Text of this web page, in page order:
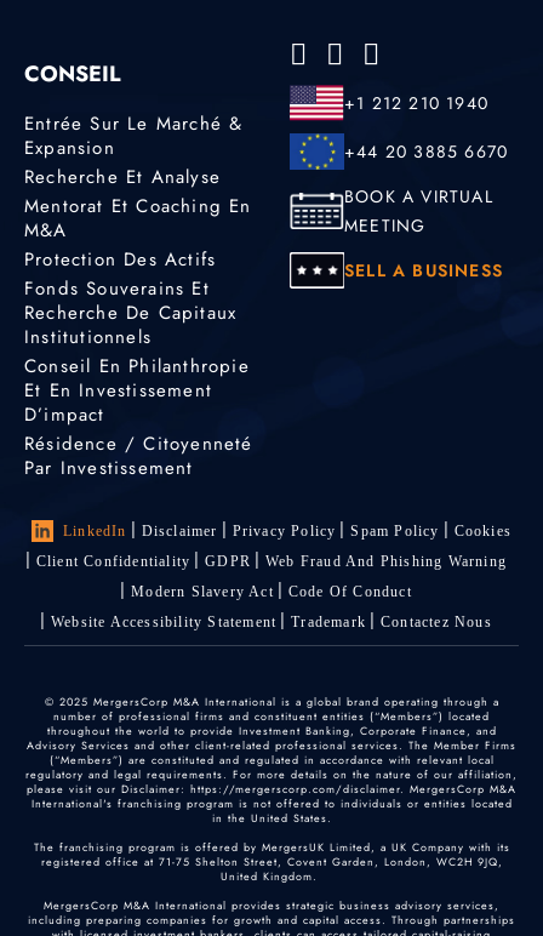
CONSEIL
Entrée Sur Le Marché &
Expansion
Recherche Et Analyse
Mentorat Et Coaching En
M&A
Protection Des Actifs
Fonds Souverains Et
Recherche De Capitaux
Institutionnels
Conseil En Philanthropie
Et En Investissement
D’impact
Résidence / Citoyenneté
Par Investissement
+1 212 210 1940
+44 20 3885 6670
BOOK A VIRTUAL
MEETING
SELL A BUSINESS
LinkedIn Disclaimer Privacy Policy Spam Policy
Cookies
Client Confidentiality
GDPR
Web Fraud And Phishing Warning
Modern Slavery Act
Code Of Conduct
Website Accessibility Statement
Trademark Contactez Nous
© 2025 MergersCorp M&A International is a global brand operating through a
number of professional firms and constituent entities (“Members”) located
throughout the world to provide Investment Banking, Corporate Finance, and
Advisory Services and other client-related professional services. The Member Firms
(“Members”) are constituted and regulated in accordance with relevant local
regulatory and legal requirements. For more details on the nature of our affiliation,
please visit our Disclaimer: https://mergerscorp.com/disclaimer. MergersCorp M&A
International's franchising program is not offered to individuals or entities located
in the United States.
The franchising program is offered by MergersUK Limited, a UK Company with its
registered office at 71-75 Shelton Street, Covent Garden, London, WC2H 9JQ,
United Kingdom.
MergersCorp M&A International provides strategic business advisory services,
including preparing companies for growth and capital access. Through partnerships